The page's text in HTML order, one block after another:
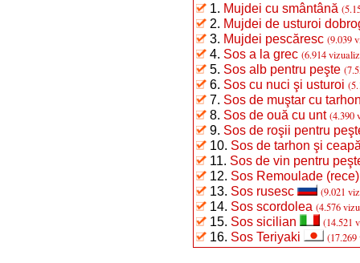
1. Mujdei cu smântână
2. Mujdei de usturoi
3. Mujdei pescăresc (9.039
4. Sos a la grec (6.914
5. Sos alb pentru peşte
6. Sos cu nuci şi usturoi
7. Sos de muştar cu
8. Sos de ouă cu unt (4.390
9. Sos de roşii pentru
10. Sos de tarhon şi
11. Sos de vin pentru
12. Sos Remoulade (rece)
13. Sos rusesc (9.021
14. Sos scordolea (4.576
15. Sos sicilian (14.521
16. Sos Teriyaki